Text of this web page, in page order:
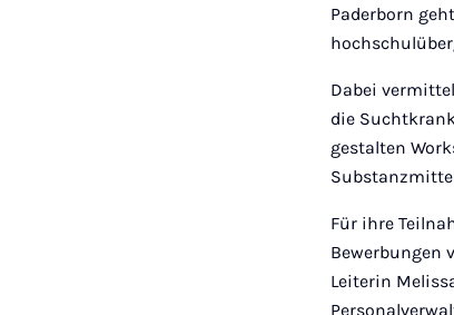
Paderborn
Dabei
die
gestalten
Für ihre
Bewerbungen
Leiterin